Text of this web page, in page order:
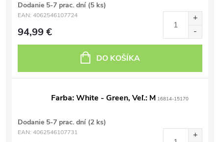
Dodanie 5-7 prac. dní (5 ks)
EAN: 4062546107724
94,99 €
DO KOŠÍKA
Farba: White - Green, Veľ.: M 16814-15170
Dodanie 5-7 prac. dní (2 ks)
EAN: 4062546107731